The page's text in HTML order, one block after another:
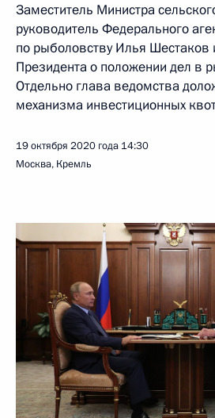
Заместитель Министра
руководитель Федерального
по рыболовству Илья
Президента о положении дел в
Отдельно глава ведомства
механизма инвестиционных
19 октября 2020 года 14:30
Москва, Кремль